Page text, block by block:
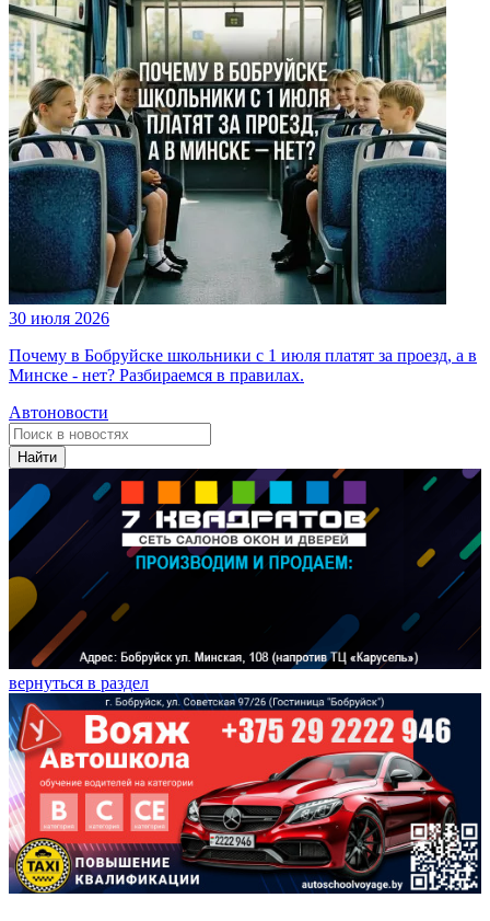
30 июля 2026
Почему в Бобруйске школьники с 1 июля платят за проезд, а в
Минске - нет? Разбираемся в правилах.
Автоновости
Найти
вернуться в раздел